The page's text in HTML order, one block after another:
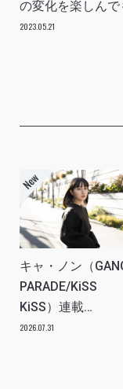
の変化を楽しんで
2023.05.21
キャ・ノン（
PARADE/KiSS
KiSS）連載
vol.112「特別企画
2026.07.31